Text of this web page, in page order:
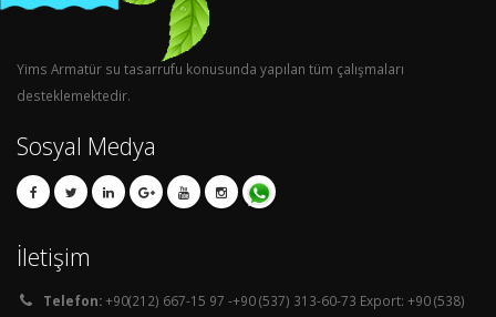
Yims Armatür su tasarrufu konusunda yapılan tüm çalışmaları
desteklemektedir.
Sosyal Medya
İletişim
Telefon:+90(212) 667-15 97 -+90 (537) 313-60-73 Export: +90 (538)